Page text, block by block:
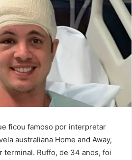
ficou famoso por interpretar
australiana Home and Away,
terminal. Ruffo, de 34 anos, foi